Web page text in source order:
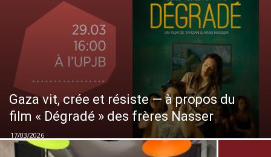
Gaza vit, crée et résiste — à propos du
film « Dégradé » des frères Nasser
17/03/2026